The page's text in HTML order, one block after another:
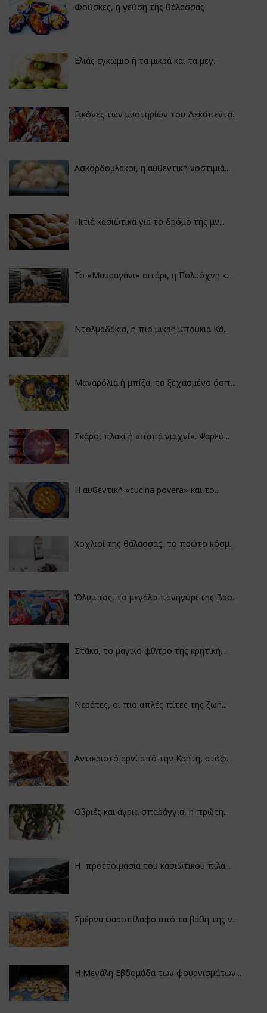
Φούσκες, η γεύση της θάλασσας
Ελιάς εγκώμιο ή τα μικρά και τα μεγ...
Εικόνες των μυστηρίων του Δεκαπεντα...
Ασκορδουλάκοι, η αυθεντική νοστιμιά...
Πιτιά κασιώτικα για το δρόμο της μν...
Το «Μαυραγάνι» σιτάρι, η Πολυόχνη κ...
Ντολμαδάκια, η πιο μικρή μπουκιά Κά...
Μαναρόλια ή μπίζα, το ξεχασμένο όσπ...
Σκάροι πλακί ή «παπά γιαχνί». Ψαρεύ...
Η αυθεντική «cucina povera» και το...
Χοχλιοί της θάλασσας, το πρώτο κόσμ...
Όλυμπος, το μεγάλο πανηγύρι της Βρο...
Στάκα, το μαγικό φίλτρο της κρητική...
Νεράτες, οι πιο απλές πίτες της ζωή...
Αντικριστό αρνί από την Κρήτη, ατόφ...
Οβριές και άγρια σπαράγγια, η πρώτη...
Η προετοιμασία του κασιώτικου πιλα...
Σμέρνα ψαροπίλαφο από τα βάθη της ν...
Η Μεγάλη Εβδομάδα των φουρνισμάτων...